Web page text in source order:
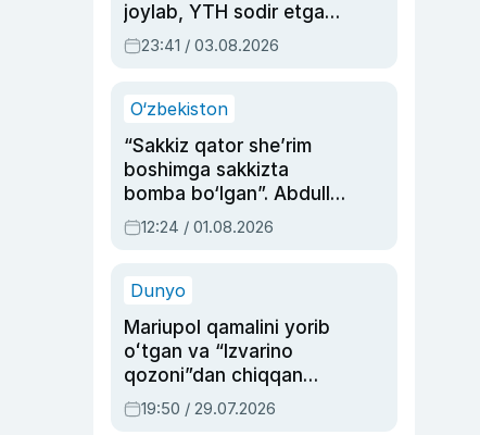
joylab, YTH sodir etgan
ayolga sud hukmi o‘qildi
23:41 / 03.08.2026
O‘zbekiston
“Sakkiz qator she’rim
boshimga sakkizta
bomba bo‘lgan”. Abdulla
Oripovni siyosiy
ayblovlardan asrab
12:24 / 01.08.2026
Dunyo
Mariupol qamalini yorib
oʻtgan va “Izvarino
qozoni”dan chiqqan
qahramon — Ukraina
armiyasi bosh
19:50 / 29.07.2026